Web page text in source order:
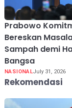
Prabowo
Bereskan
Sampah demi
Bangsa
NASIONALJuly 31, 2026
Rekomendasi